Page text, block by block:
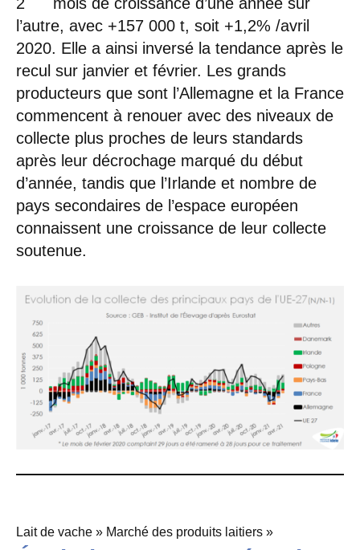
l’autre, avec +157 000 t, soit +1,2% /avril
2020. Elle a ainsi inversé la tendance après le
recul sur janvier et février. Les grands
producteurs que sont l’Allemagne et la France
commencent à renouer avec des niveaux de
collecte plus proches de leurs standards
après leur décrochage marqué du début
d’année, tandis que l’Irlande et nombre de
pays secondaires de l’espace européen
connaissent une croissance de leur collecte
soutenue.
Lait de vache » Marché des produits laitiers »